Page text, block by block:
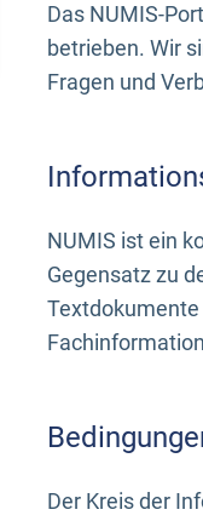
Das NUMIS-
betrieben. Wir
Fragen und
NUMIS ist ein
Gegensatz zu
Der Kreis der